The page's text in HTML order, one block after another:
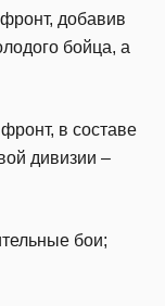
добавив
бойца, а
в составе
дивизии –
бои;